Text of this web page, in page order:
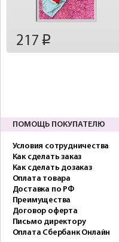
217 p
ПОМОЩЬ ПОКУПАТЕЛЮ
Условия сотрудничества
Как сделать заказ
Как сделать дозаказ
Оплата товара
Доставка по РФ
Преимущества
Договор оферта
Письмо директору
Оплата Сбербанк Онлайн